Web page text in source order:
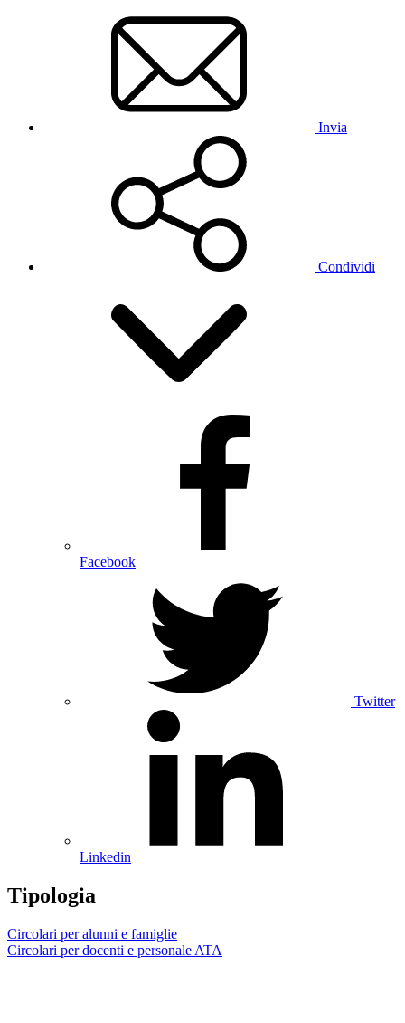
Invia
Condividi
Facebook
Twitter
Linkedin
Tipologia
Circolari per alunni e famiglie
Circolari per docenti e personale ATA